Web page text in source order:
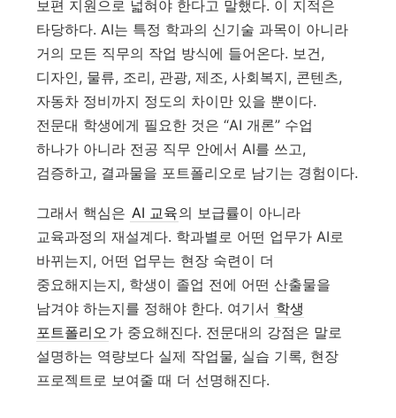
보편 지원으로 넓혀야 한다고 말했다. 이 지적은
타당하다. AI는 특정 학과의 신기술 과목이 아니라
거의 모든 직무의 작업 방식에 들어온다. 보건,
디자인, 물류, 조리, 관광, 제조, 사회복지, 콘텐츠,
자동차 정비까지 정도의 차이만 있을 뿐이다.
전문대 학생에게 필요한 것은 “AI 개론” 수업
하나가 아니라 전공 직무 안에서 AI를 쓰고,
검증하고, 결과물을 포트폴리오로 남기는 경험이다.
그래서 핵심은 AI 교육의 보급률이 아니라
교육과정의 재설계다. 학과별로 어떤 업무가 AI로
바뀌는지, 어떤 업무는 현장 숙련이 더
중요해지는지, 학생이 졸업 전에 어떤 산출물을
남겨야 하는지를 정해야 한다. 여기서 학생
포트폴리오 가 중요해진다. 전문대의 강점은 말로
설명하는 역량보다 실제 작업물, 실습 기록, 현장
프로젝트로 보여줄 때 더 선명해진다.